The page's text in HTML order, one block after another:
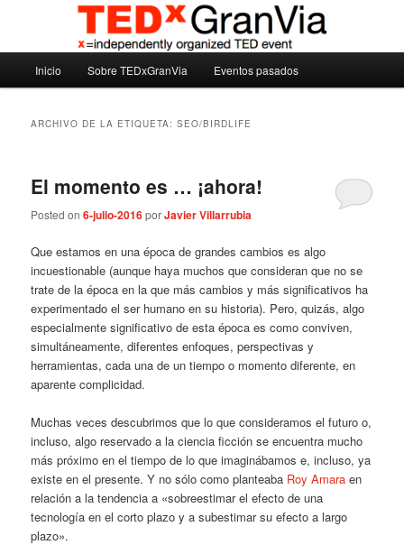
principal
secundarioTEDxGranVia
Madrid – España – Spain
Inicio Sobre TEDxGranVia Eventos pasados
ARCHIVO DE LA ETIQUETA:SEO/BIRDLIFE
El momento es … ¡ahora!
Posted on6-julio-2016porJavier Villarrubia
Que estamos en una época de grandes cambios es algo
incuestionable (aunque haya muchos que consideran que no se
trate de la época en la que más cambios y más significativos ha
experimentado el ser humano en su historia). Pero, quizás, algo
especialmente significativo de esta época es como conviven,
simultáneamente, diferentes enfoques, perspectivas y
herramientas, cada una de un tiempo o momento diferente, en
aparente complicidad.
Muchas veces descubrimos que lo que consideramos el futuro o,
incluso, algo reservado a la ciencia ficción se encuentra mucho
más próximo en el tiempo de lo que imaginábamos e, incluso, ya
existe en el presente. Y no sólo como planteaba Roy Amara en
relación a la tendencia a «sobreestimar el efecto de una
tecnología en el corto plazo y a subestimar su efecto a largo
plazo».